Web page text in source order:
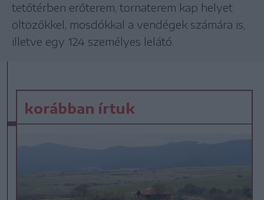
tetőtérben erőterem, tornaterem kap helyet
öltözőkkel, mosdókkal a vendégek számára is,
illetve egy 124 személyes lelátó.
korábban írtuk